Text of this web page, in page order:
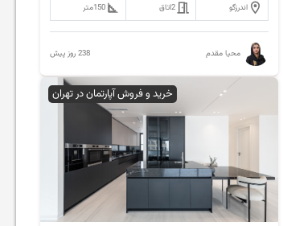
اندرزگو 2اتاق 150متر
محیا مقدم 238 روز پیش
خرید و فروش آپارتمان در تهران